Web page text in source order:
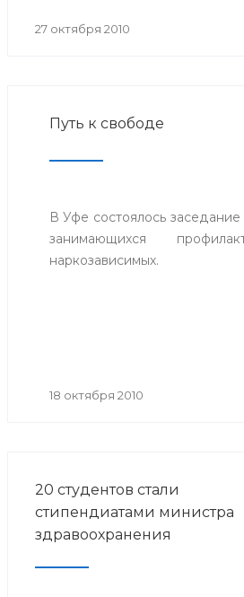
автономных
27 октября 2010
Путь к свободе
В Уфе состоялось
занимающихся
наркозависимых.
18 октября 2010
20 студентов стали
стипендиатами министра
здравоохранения